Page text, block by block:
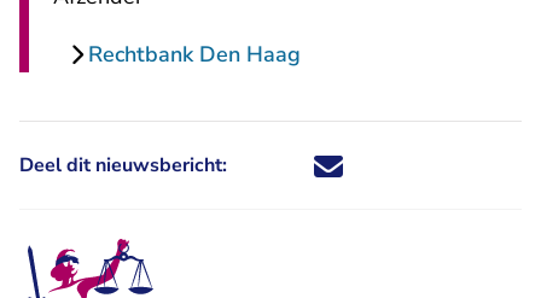
Rechtbank Den Haag
Deel dit nieuwsbericht: Deel dit nieuwsbericht via X -
Deel dit nieuwsbericht via
Deel dit nieuwsbericht
Deel dit